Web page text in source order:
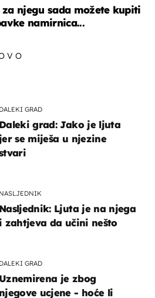
njegu sada možete kupiti
namirnica...
DALEKI GRAD
Daleki grad: Jako je ljuta
jer se miješa u njezine
NASLJEDNIK
Nasljednik: Ljuta je na njega
i zahtjeva da učini nešto
DALEKI GRAD
Uznemirena je zbog
njegove ucjene - hoće li